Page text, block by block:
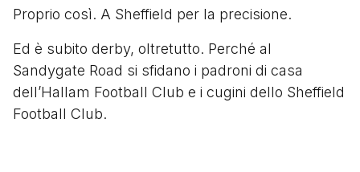
Proprio così. A Sheffield per la precisione.
Ed è subito derby, oltretutto. Perché al
Sandygate Road si sfidano i padroni di casa
dell’Hallam Football Club e i cugini dello Sheffield
Football Club.